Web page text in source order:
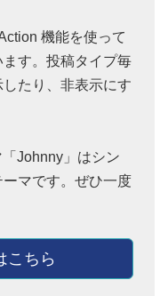
機能を使って
す。投稿タイプ毎
たり、非表示にす
Johnny」はシン
マです。ぜひ一度
こちら